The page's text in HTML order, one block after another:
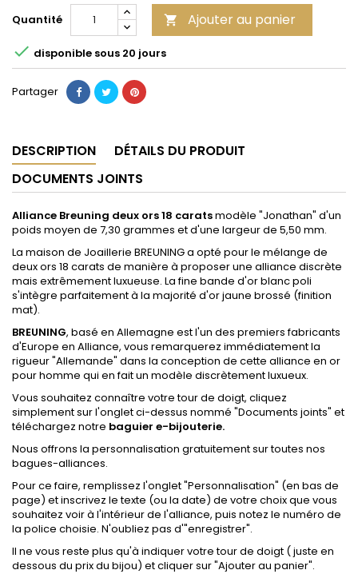
Quantité  Ajouter au panier
 disponible sous 20 jours
Partager
DESCRIPTION
DÉTAILS DU PRODUIT
DOCUMENTS JOINTS
Alliance Breuning deux ors18 caratsmodèle "Jonathan" d'un
poids moyen de 7,30 grammes et d'une largeur de 5,50 mm.
La maison de Joaillerie BREUNING a opté pour le mélange de
deux ors 18 carats de manière à proposer une alliance discrète
mais extrêmement luxueuse. La fine bande d'or blanc poli
s'intègre parfaitement à la majorité d'or jaune brossé (finition
mat).
BREUNING, basé en Allemagne est l'un des premiers fabricants
d'Europe en Alliance, vous remarquerez immédiatement la
rigueur "Allemande" dans la conception de cette alliance en or
pour homme qui en fait un modèle discrètement luxueux.
Vous souhaitez connaître votre tour de doigt, cliquez
simplement sur l'onglet ci-dessus nommé "Documents joints" et
téléchargez notre baguier e-bijouterie.
Nous offrons la personnalisation gratuitement sur toutes nos
bagues-alliances.
Pour ce faire, remplissez l'onglet"Personnalisation" (en bas de
page) et inscrivez le texte (ou la date) de votre choix que vous
souhaitez voir à l'intérieur de l'alliance, puis notez le numéro de
la police choisie. N'oubliez pas d'"enregistrer".
Il ne vous reste plus qu'à indiquer votre tour de doigt ( juste en
dessous du prix du bijou) et cliquer sur "Ajouter au panier".